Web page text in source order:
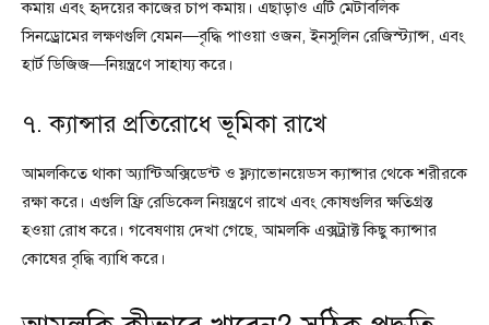
কমায় এবং হৃদয়ের কাজের চাপ কমায়। এছাড়াও এটি মেটাবলিক
সিনড্রোমের লক্ষণগুলি যেমন—বৃদ্ধি পাওয়া ওজন, ইনসুলিন রেজিস্ট্যান্স, এবং
হার্ট ডিজিজ—নিয়ন্ত্রণে সাহায্য করে।
৭. ক্যান্সার প্রতিরোধে ভূমিকা রাখে
আমলকিতে থাকা অ্যান্টিঅক্সিডেন্ট ও ফ্ল্যাভোনয়েডস ক্যান্সার থেকে শরীরকে
রক্ষা করে। এগুলি ফ্রি রেডিকেল নিয়ন্ত্রণে রাখে এবং কোষগুলির ক্ষতিগ্রস্ত
হওয়া রোধ করে। গবেষণায় দেখা গেছে, আমলকি এক্সট্রাক্ট কিছু ক্যান্সার
কোষের বৃদ্ধি ব্যাধি করে।